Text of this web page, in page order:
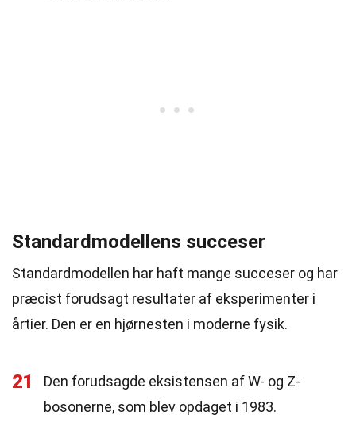
Standardmodellens succeser
Standardmodellen har haft mange succeser og har
præcist forudsagt resultater af eksperimenter i
årtier. Den er en hjørnesten i moderne fysik.
21
Den forudsagde eksistensen af W- og Z-
bosonerne, som blev opdaget i 1983.